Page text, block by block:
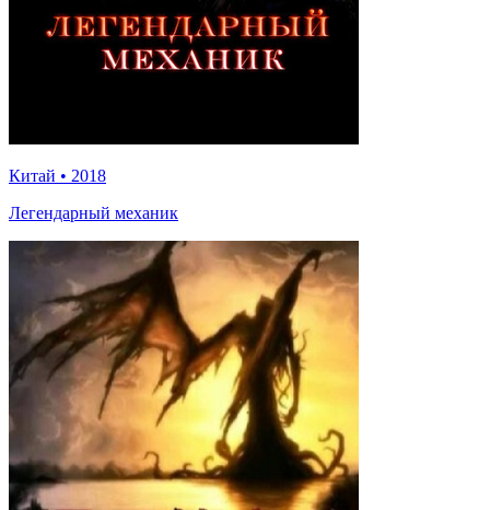
Китай • 2018
Легендарный механик